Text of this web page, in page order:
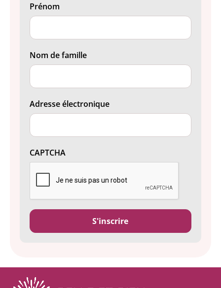
CAPTCHA
Prénom
Nom de famille
Adresse électronique